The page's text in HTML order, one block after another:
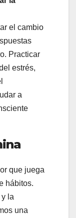
el cambio
Practicar
estrés,
a
que juega
hábitos.
y la
una